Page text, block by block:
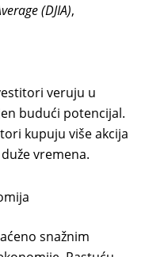
(DJIA),
veruju u
budući potencijal.
kupuju više akcija
vremena.
snažnim